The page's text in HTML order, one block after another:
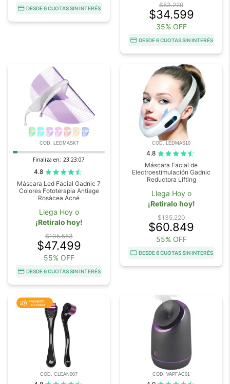
DESDE 6 CUOTAS SIN INTERÉS $53.229
$34.599
35% OFF
DESDE 6 CUOTAS SIN INTERÉS
COD. LEDMASK7
Finaliza en: 23:23:07
4.8
Máscara Led Facial Gadnic 7
Colores Fototerapia Antiage
Rosácea Acné
Llega Hoy o
¡Retiralo hoy!
$105.553
$47.499
55% OFF
DESDE 6 CUOTAS SIN INTERÉS
COD. LEDMAS10
4.8
Máscara Facial de
Electroestimulación Gadnic
Reductora Lifting
Llega Hoy o
¡Retiralo hoy!
$135.220
$60.849
55% OFF
DESDE 6 CUOTAS SIN INTERÉS
COD. CLEAN007 COD. VAPFAC01